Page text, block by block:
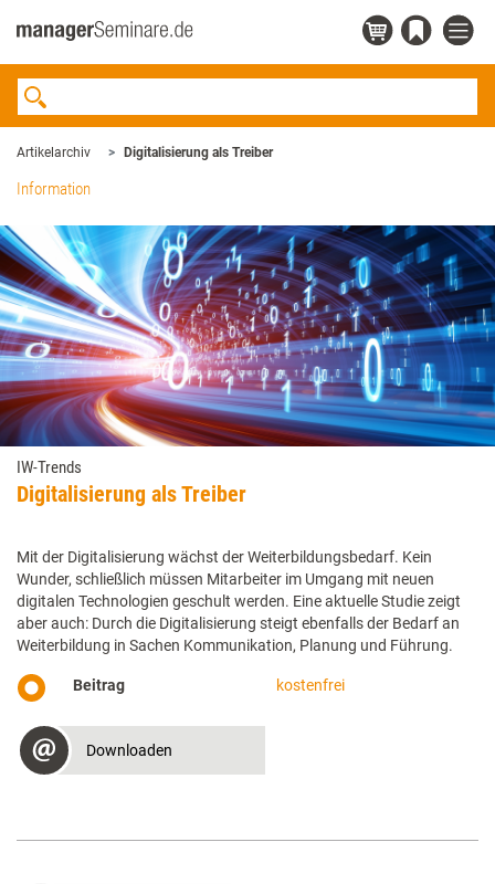
Artikelarchiv Digitalisierung als Treiber
Information
IW-Trends
Digitalisierung als Treiber
Mit der Digitalisierung wächst der Weiterbildungsbedarf. Kein
Wunder, schließlich müssen Mitarbeiter im Umgang mit neuen
digitalen Technologien geschult werden. Eine aktuelle Studie zeigt
aber auch: Durch die Digitalisierung steigt ebenfalls der Bedarf an
Weiterbildung in Sachen Kommunikation, Planung und Führung.
Beitrag kostenfrei
Downloaden